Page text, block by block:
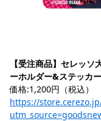
【受注商品】セレッ
ーホルダー&ステッカ
価格:1,200円（税込）
https://